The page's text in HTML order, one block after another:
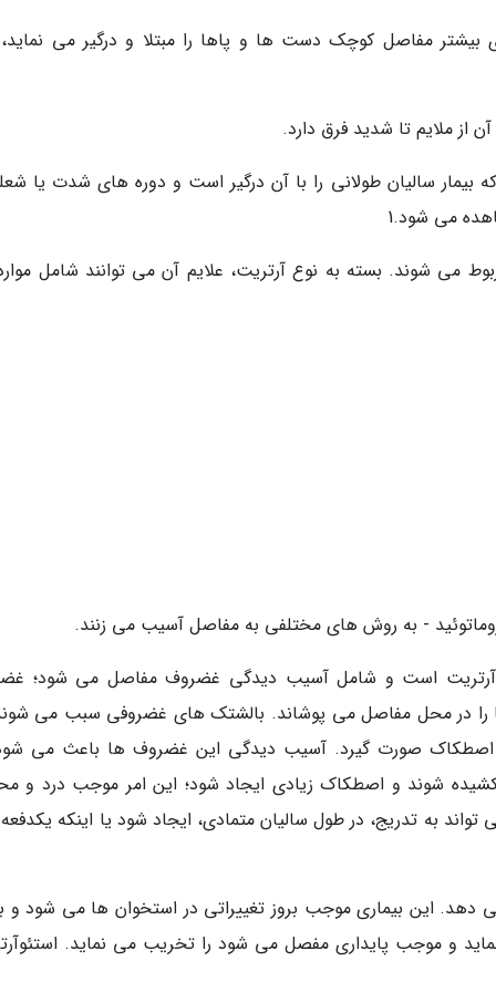
روماتوئید1- این بیماری بیشتر مفاصل کوچک دست ها و پاها را مبتلا و درگیر می
بیمار سالیان طولانی را با آن درگیر است و دوره های شدت یا
می شود.1
می شوند. بسته به نوع آرتریت، علایم آن می توانند شامل
- به روش های مختلفی به مفاصل آسیب می زنند.
نوع آرتریت است و شامل آسیب دیدگی غضروف مفاصل می شود؛
را در محل مفاصل می پوشاند. بالشتک های غضروفی سبب می
اصطکاک صورت گیرد. آسیب دیدگی این غضروف ها باعث می
شوند و اصطکاک زیادی ایجاد شود؛ این امر موجب درد و
تدریج، در طول سالیان متمادی، ایجاد شود یا اینکه یکدفعه
دهد. این بیماری موجب بروز تغییراتی در استخوان ها می شود و
و موجب پایداری مفصل می شود را تخریب می نماید.